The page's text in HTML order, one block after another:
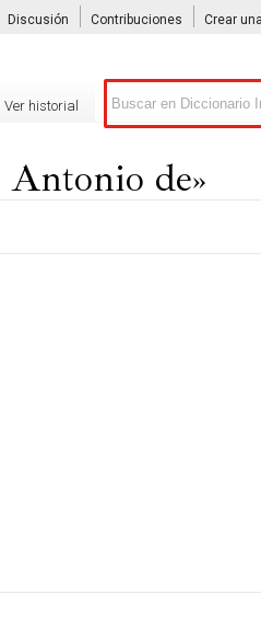
Antonio de»
Discusión Contribuciones Crear
Ver historial
Buscar